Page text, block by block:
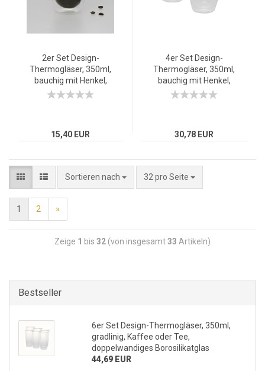
2er Set Design-
Thermogläser, 350ml,
bauchig mit Henkel,
Kaffee oder Tee,
15,40 EUR
4er Set Design-
Thermogläser, 350ml,
bauchig mit Henkel,
Kaffee oder Tee,
30,78 EUR
Sortieren nach 32 pro Seite
1 2 »
Zeige 1 bis 32 (von insgesamt33 Artikeln)
Bestseller
6er Set Design-Thermogläser, 350ml,
gradlinig, Kaffee oder Tee,
doppelwandiges Borosilikatglas
44,69 EUR